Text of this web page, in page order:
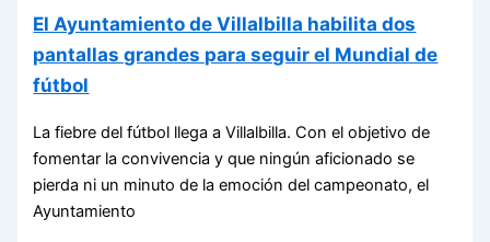
El Ayuntamiento de Villalbilla habilita dos
pantallas grandes para seguir el Mundial de
fútbol
La fiebre del fútbol llega a Villalbilla. Con el objetivo de
fomentar la convivencia y que ningún aficionado se
pierda ni un minuto de la emoción del campeonato, el
Ayuntamiento